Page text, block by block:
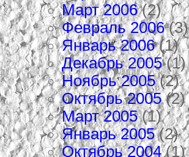
Март 2006(2)
Февраль 2006(3)
Январь 2006(1)
Декабрь 2005(1)
Ноябрь 2005(2)
Октябрь 2005(2)
Март 2005(1)
Январь 2005(2)
Октябрь 2004(1)